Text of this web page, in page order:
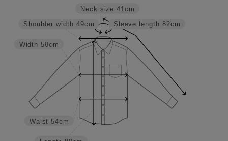
Sleeve length 82cm
Neck size 41cm
Waist 54cm
Width 58cm
Shoulder width 49cm